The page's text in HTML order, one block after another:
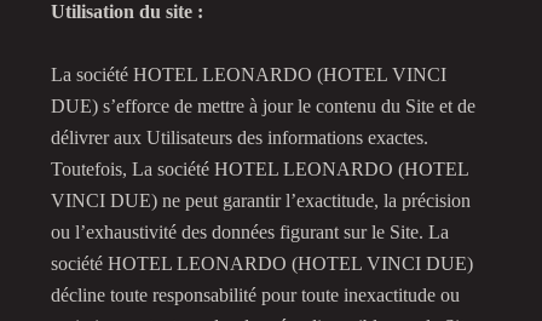
Utilisation du site :
La société HOTEL LEONARDO (HOTEL VINCI
DUE) s’efforce de mettre à jour le contenu du Site et de
délivrer aux Utilisateurs des informations exactes.
Toutefois, La société HOTEL LEONARDO (HOTEL
VINCI DUE) ne peut garantir l’exactitude, la précision
ou l’exhaustivité des données figurant sur le Site. La
société HOTEL LEONARDO (HOTEL VINCI DUE)
décline toute responsabilité pour toute inexactitude ou